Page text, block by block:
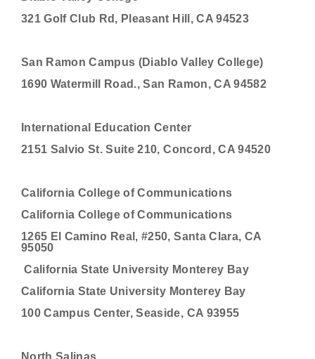
321 Golf Club Rd, Pleasant Hill, CA 94523
San Ramon Campus (Diablo Valley College)
1690 Watermill Road., San Ramon, CA 94582
International Education Center
2151 Salvio St. Suite 210, Concord, CA 94520
California College of Communications
California College of Communications
1265 El Camino Real, #250, Santa Clara, CA
95050
California State University Monterey Bay
California State University Monterey Bay
100 Campus Center, Seaside, CA 93955
North Salinas